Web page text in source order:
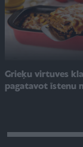
Grieķu virtuves
pagatavot īstenu